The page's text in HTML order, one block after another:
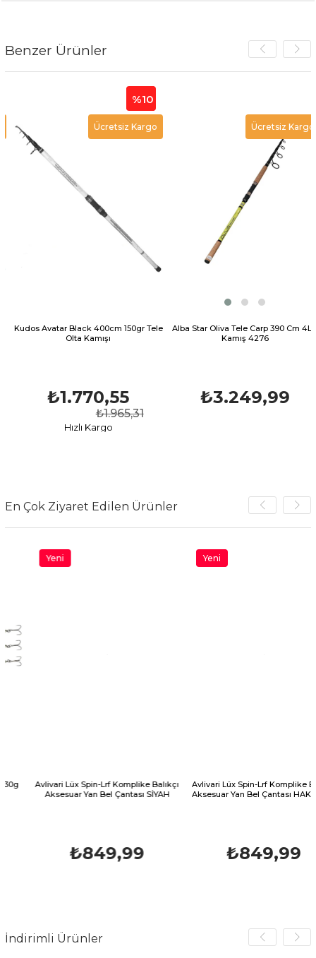
Benzer Ürünler
Avatar Black 400cm 150gr Tele
Olta Kamışı
₺1.770,55
₺1.965,31
Ücretsiz Kargo
Hızlı Kargo
Alba Star Oliva Tele Carp 390 Cm 4LB
Kamış 4276
₺3.249,99
Ücretsiz Kargo
En Çok Ziyaret Edilen Ürünler
Avlivari Lüx Spin-Lrf Komplike Balıkçı
Aksesuar Yan Bel Çantası SİYAH
₺849,99
Avlivari Lüx Spin-Lrf Komplike Balıkçı
Aksesuar Yan Bel Çantası HAKİ
₺849,99
İndirimli Ürünler